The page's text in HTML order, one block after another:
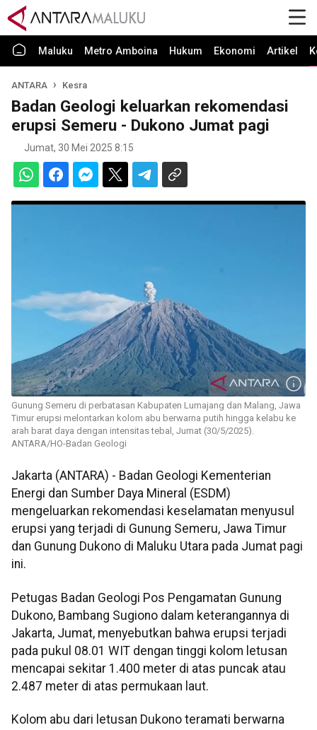
Maluku Metro Amboina Hukum Ekonomi Artikel
ANTARA Kesra
Badan Geologi keluarkan rekomendasi
erupsi Semeru - Dukono Jumat pagi
Jumat, 30 Mei 2025 8:15
Gunung Semeru di perbatasan Kabupaten Lumajang dan Malang, Jawa
Timur erupsi melontarkan kolom abu berwarna putih hingga kelabu ke
arah barat daya dengan intensitas tebal, Jumat (30/5/2025).
ANTARA/HO-Badan Geologi
Jakarta (ANTARA) - Badan Geologi Kementerian
Energi dan Sumber Daya Mineral (ESDM)
mengeluarkan rekomendasi keselamatan menyusul
erupsi yang terjadi di Gunung Semeru, Jawa Timur
dan Gunung Dukono di Maluku Utara pada Jumat pagi
ini.
Petugas Badan Geologi Pos Pengamatan Gunung
Dukono, Bambang Sugiono dalam keterangannya di
Jakarta, Jumat, menyebutkan bahwa erupsi terjadi
pada pukul 08.01 WIT dengan tinggi kolom letusan
mencapai sekitar 1.400 meter di atas puncak atau
2.487 meter di atas permukaan laut.
Kolom abu dari letusan Dukono teramati berwarna